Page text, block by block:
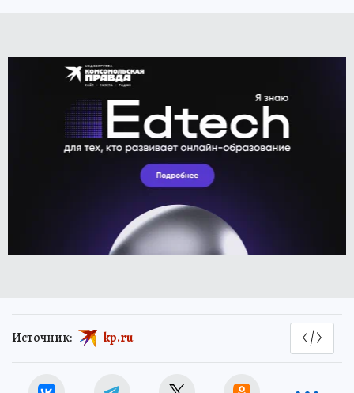
Источник: kp.ru